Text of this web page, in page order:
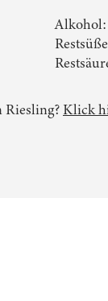
Alkohol:
Klick